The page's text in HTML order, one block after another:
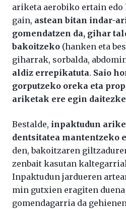
ariketa aerobiko ertain edo
gain, astean bitan indar-
gomendatzen da, gihar
bakoitzeko (hanken eta
giharrak, sorbalda,
aldiz errepikatuta. Saio
gorputzeko oreka eta
ariketak ere egin daitezke
Bestalde, inpaktudun
dentsitatea mantentzeko
den, bakoitzaren
zenbait kasutan
Inpaktudun jardueren
min gutxien eragiten duena
gomendagarria da